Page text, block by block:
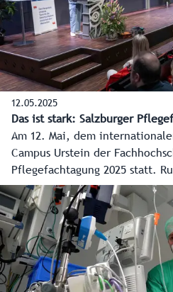
12.05.2025
Das ist stark: Salzburger
Am 12. Mai, dem
Campus Urstein der
Pflegefachtagung 2025 statt.
Experten aus den
heurigen Motto „Mit
Kampagne des Landes „Das
Treffen auch den Start einer